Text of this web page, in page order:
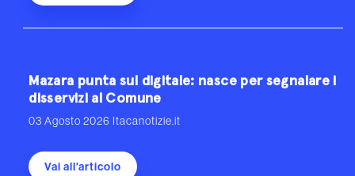
Mazara punta sul digitale: nasce per segnalare i
disservizi al Comune
03 Agosto 2026 Itacanotizie.it
Vai all'articolo